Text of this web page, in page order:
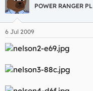
POWER RANGER PL
6 Jul 2009